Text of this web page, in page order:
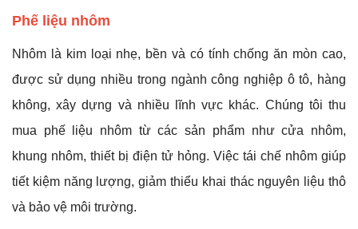
Phế liệu nhôm
Nhôm là kim loại nhẹ, bền và có tính chống ăn mòn cao,
được sử dụng nhiều trong ngành công nghiệp ô tô, hàng
không, xây dựng và nhiều lĩnh vực khác. Chúng tôi thu
mua phế liệu nhôm từ các sản phẩm như cửa nhôm,
khung nhôm, thiết bị điện tử hỏng. Việc tái chế nhôm giúp
tiết kiệm năng lượng, giảm thiểu khai thác nguyên liệu thô
và bảo vệ môi trường.